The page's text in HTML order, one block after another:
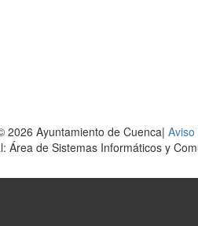
2026 Ayuntamiento de Cuenca| Aviso
Área de Sistemas Informáticos y